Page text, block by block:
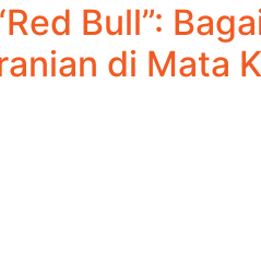
Bull”:
di Mata